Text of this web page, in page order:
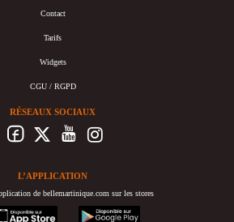
Contact
Tarifs
Widgets
CGU / RGPD
RÉSEAUX SOCIAUX
L’APPLICATION
de bellemartinique.com sur les stores
googleplay